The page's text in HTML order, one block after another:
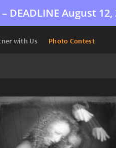
DEADLINE August 12,
with Us Photo Contest